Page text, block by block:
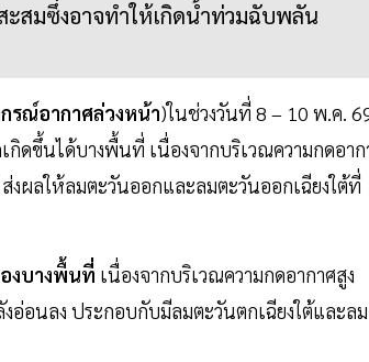
สมซึ่งอาจทำให้เกิดน้ำท่วมฉับพลัน
รณ์อากาศล่วงหน้า)ในช่วงวันที่ 8 – 10 พ.ค.
เกิดขึ้นได้บางพื้นที่ เนื่องจากบริเวณความกดอา
ผลให้ลมตะวันออกและลมตะวันออกเฉียงใต้ที่
งบางพื้นที่ เนื่องจากบริเวณความกดอากาศสูง
อนลง ประกอบกับมีลมตะวันตกเฉียงใต้และลม